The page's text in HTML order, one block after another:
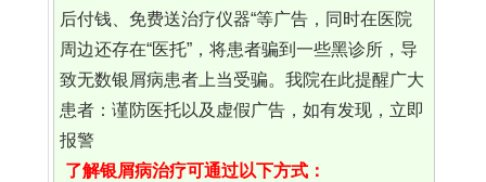
后付钱、免费送治疗仪器“等广告，同时在医院
周边还存在“医托”，将患者骗到一些黑诊所，导
致无数银屑病患者上当受骗。我院在此提醒广大
患者：谨防医托以及虚假广告，如有发现，立即
报警
了解银屑病治疗可通过以下方式：